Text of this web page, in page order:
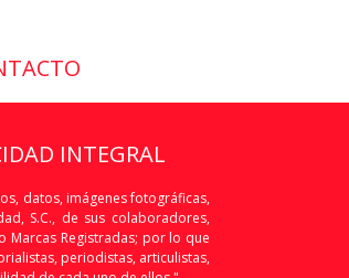
INTEGRAL
datos, imágenes fotográficas,
S.C., de sus colaboradores,
Marcas Registradas; por lo que
periodistas, articulistas,